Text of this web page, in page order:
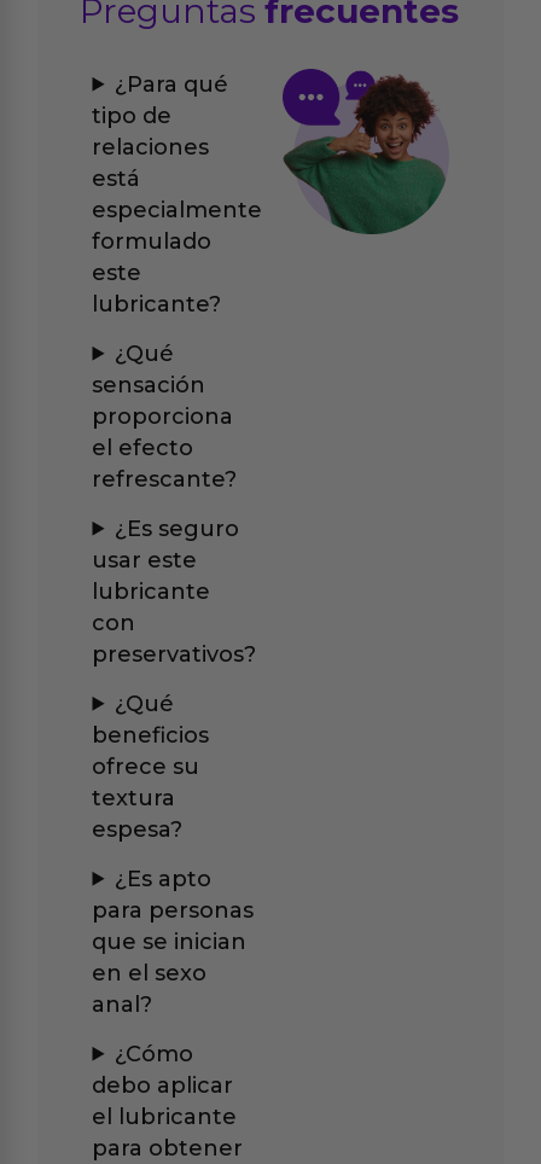
Preguntasfrecuentes
¿Para qué
tipo de
relaciones
está
especialmente
formulado
este
lubricante?
¿Qué
sensación
proporciona
el efecto
refrescante?
¿Es seguro
usar este
lubricante
con
preservativos?
¿Qué
beneficios
ofrece su
textura
espesa?
¿Es apto
para personas
que se inician
en el sexo
anal?
¿Cómo
debo aplicar
el lubricante
para obtener